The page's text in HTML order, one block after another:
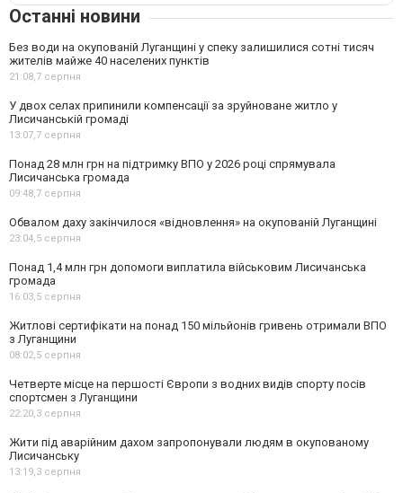
Останні новини
Без води на окупованій Луганщині у спеку залишилися сотні тисяч
жителів майже 40 населених пунктів
21:08,7 серпня
У двох селах припинили компенсації за зруйноване житло у
Лисичанській громаді
13:07,7 серпня
Понад 28 млн грн на підтримку ВПО у 2026 році спрямувала
Лисичанська громада
09:48,7 серпня
Обвалом даху закінчилося «відновлення» на окупованій Луганщині
23:04,5 серпня
Понад 1,4 млн грн допомоги виплатила військовим Лисичанська
громада
16:03,5 серпня
Житлові сертифікати на понад 150 мільйонів гривень отримали ВПО
з Луганщини
08:02,5 серпня
Четверте місце на першості Європи з водних видів спорту посів
спортсмен з Луганщини
22:20,3 серпня
Жити під аварійним дахом запропонували людям в окупованому
Лисичанську
13:19,3 серпня